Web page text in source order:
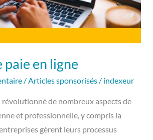
paie en ligne
/Articles sponsorisés/ indexeur
de nombreux aspects de
et professionnelle, y compris la
gèrent leurs processus